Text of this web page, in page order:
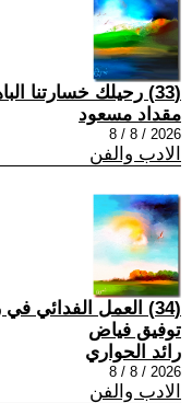
(33) رحيلك خسارتنا الباهظة / للشاعر صبيح عمر
مقداد مسعود
2026 / 8 / 8
الادب والفن
توفيق فياض
رائد الحواري
2026 / 8 / 8
الادب والفن